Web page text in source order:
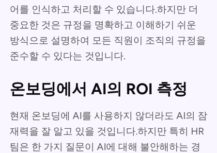
어를 인식하고 처리할 수 있습니다.하지만 더
중요한 것은 규정을 명확하고 이해하기 쉬운
방식으로 설명하여 모든 직원이 조직의 규정을
준수할 수 있다는 것입니다.
온보딩에서 AI의 ROI 측정
현재 온보딩에 AI를 사용하지 않더라도 AI의 잠
재력을 잘 알고 있을 것입니다.하지만 특히 HR
팀은 한 가지 질문이 AI에 대해 불안해하는 경